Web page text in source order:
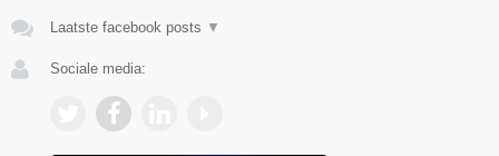
Laatste facebook posts ▼
Sociale media: